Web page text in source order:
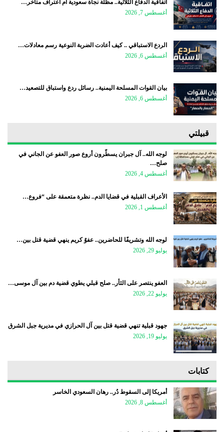
اتفاقية الدفاع الثلاثية.. مظلة نجاة سعودية أم اعتراف متأخر…
أغسطس 7, 2026
الردع الاستباقي .. كيف أعادت الضربة النوعية رسم معادلات…
أغسطس 6, 2026
بيان القوات المسلحة اليمنية.. رسائل ردع واستباق للتصعيد…
أغسطس 6, 2026
قبيلتي
لوجه الله.. آل جبران يسطّرون أروع صور العفو عن الجاني في
صلح…
أغسطس 4, 2026
الأعراف القبلية في قضايا الدم.. نظرة متعمقة على “فروع…
أغسطس 1, 2026
لوجه الله وتشريفًا للحاضرين.. عفوٌ كريم ينهي قضية قتل بين…
يوليو 29, 2026
العفو ينتصر على الثأر.. صلح قبلي يطوي قضية دم بين آل موسى…
يوليو 22, 2026
جهود قبلية تنهي قضية قتل بين آل الحرازي في مديرية جبل الشرق
يوليو 19, 2026
كتابات
أمريكا إلى السقوط دُر.. رهان السعودي الخاسر
أغسطس 8, 2026